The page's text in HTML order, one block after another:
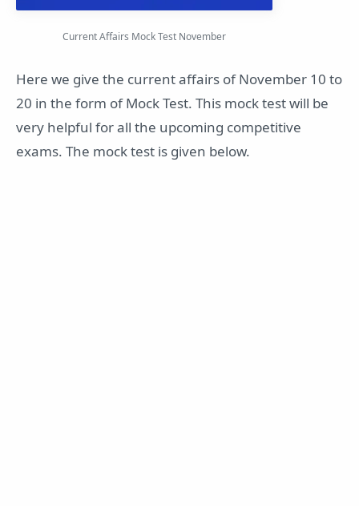
Current Affairs Mock Test November
Here we give the current affairs of November 10 to
20 in the form of Mock Test. This mock test will be
very helpful for all the upcoming competitive
exams. The mock test is given below.